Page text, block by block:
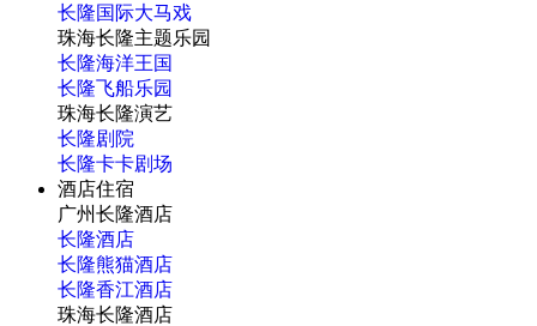
长隆国际大马戏
珠海长隆主题乐园
长隆海洋王国
长隆飞船乐园
珠海长隆演艺
长隆剧院
长隆卡卡剧场
酒店住宿
广州长隆酒店
长隆酒店
长隆熊猫酒店
长隆香江酒店
珠海长隆酒店